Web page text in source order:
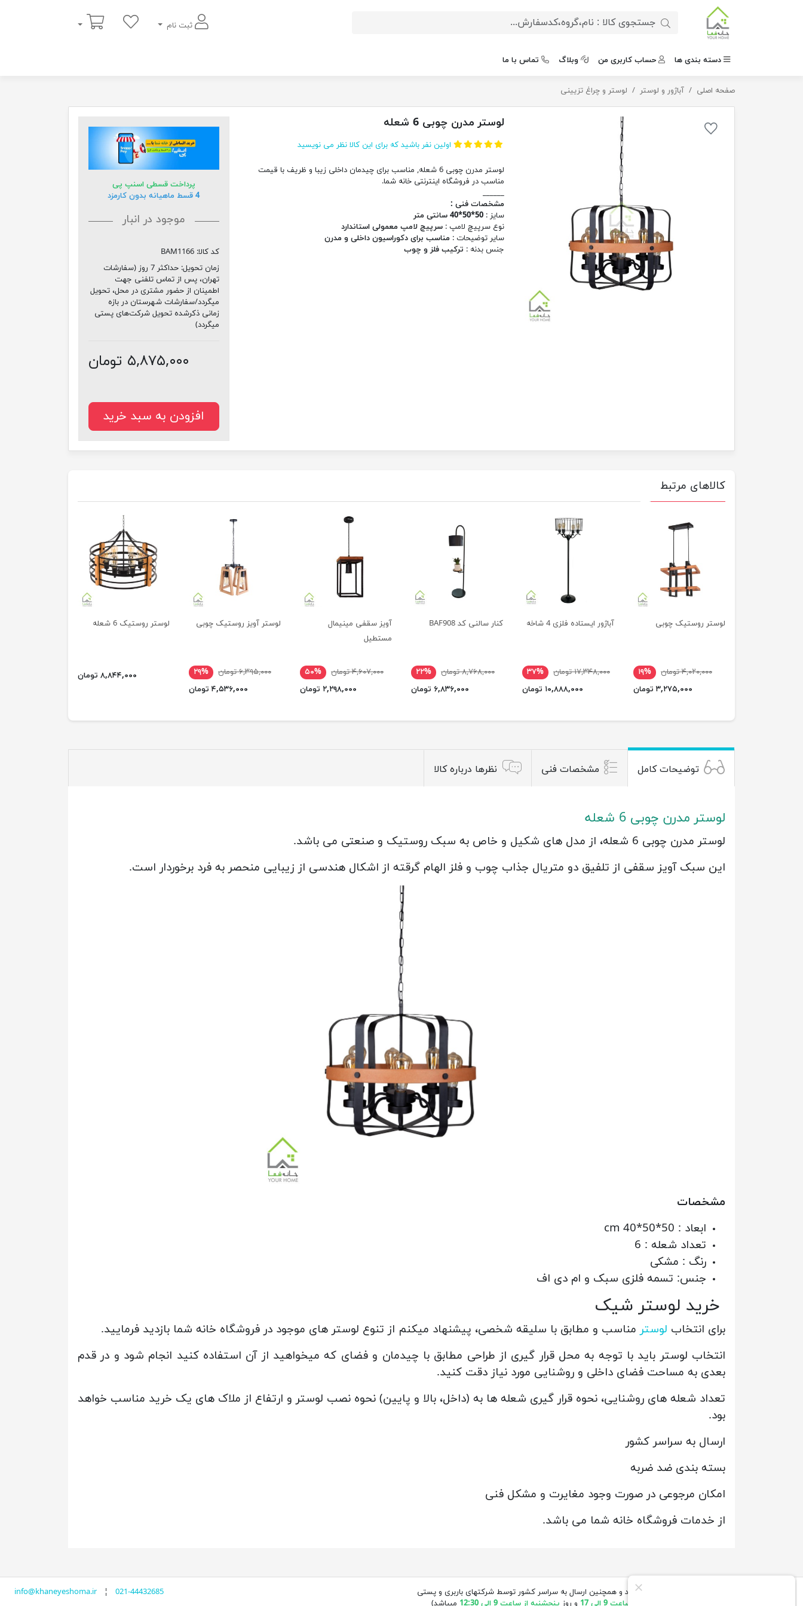
ثبت نام
سبد خرید
دسته بندی ها حساب کاربری من وبلاگ تماس با ما
صفحه اصلی آباژور و لوستر لوستر و چراغ تزیینی لوستر مدرن چوبی 6 شعله
لوستر مدرن چوبی 6 شعله
اولین نفر باشید که برای این کالا نظر می نویسید
لوستر مدرن چوبی 6 شعله, مناسب برای چیدمان داخلی زیبا و ظریف با قیمت
مناسب در فروشگاه اینترنتی خانه شما.
______
مشخصات فنی :
سایز : 50*50*40 سانتی متر
نوع سرپیچ لامپ : سرپیچ لامپ معمولی استاندارد
سایر توضیحات : مناسب برای دکوراسیون داخلی و مدرن
جنس بدنه : ترکیب فلز و چوب
پرداخت قسطی اسنپ پی
4 قسط ماهیانه بدون کارمزد
موجود در انبار
کد کالا: BAM1166
زمان تحویل:
حداکثر 7 روز (سفارشات
تهران، پس از تماس تلفنی جهت
اطمینان از حضور مشتری در محل، تحویل
میگردد/سفارشات شهرستان در بازه
زمانی ذکرشده تحویل شرکت‌های پستی
میگردد)
۵,۸۷۵,۰۰۰ تومان
افزودن به سبد خرید
کالاهای مرتبط
لوستر روستیک چوبی
۴,۰۲۰,۰۰۰ تومان
۱۹%
۳,۲۷۵,۰۰۰ تومان
آباژور ایستاده فلزی 4 شاخه
۱۷,۳۴۸,۰۰۰ تومان
۳۷%
۱۰,۸۸۸,۰۰۰ تومان
کنار سالنی کد BAF908
۸,۷۶۸,۰۰۰ تومان
۲۲%
۶,۸۳۶,۰۰۰ تومان
آویز سقفی مینیمال
مستطیل
۴,۶۰۷,۰۰۰ تومان
۵۰%
۲,۲۹۸,۰۰۰ تومان
لوستر آویز روستیک چوبی
۶,۳۹۵,۰۰۰ تومان
۲۹%
۴,۵۳۶,۰۰۰ تومان
لوستر روستیک 6 شعله
۸,۸۴۴,۰۰۰ تومان
توضیحات کامل مشخصات فنی نظرها درباره کالا
لوستر مدرن چوبی 6 شعله
لوستر مدرن چوبی 6 شعله، از مدل های شکیل و خاص به سبک روستیک و صنعتی می باشد.
این سبک آویز سقفی از تلفیق دو متریال جذاب چوب و فلز الهام گرقته از اشکال هندسی از زیبایی منحصر به فرد برخوردار است.
مشخصات
ابعاد : 50*50*40 cm
تعداد شعله : 6
رنگ : مشکی
جنس: تسمه فلزی سبک و ام دی اف
خرید لوستر شیک
برای انتخاب لوستر مناسب و مطابق با سلیقه شخصی، پیشنهاد میکنم از تنوع لوستر های موجود در فروشگاه خانه شما بازدید فرمایید.
انتخاب لوستر باید با توجه به محل قرار گیری از طراحی مطابق با چیدمان و فضای که میخواهید از آن استفاده کنید انجام شود و در قدم
بعدی به مساحت فضای داخلی و روشنایی مورد نیاز دقت کنید.
تعداد شعله های روشنایی، نحوه قرار گیری شعله ها به (داخل، بالا و پایین) نحوه نصب لوستر و ارتفاع از ملاک های یک خرید مناسب خواهد
بود.
ارسال به سراسر کشور
بسته بندی ضد ضربه
امکان مرجوعی در صورت وجود مغایرت و مشکل فنی
از خدمات فروشگاه خانه شما می باشد.
قیمت های درج شده در مقابل محصولات بروز میباشد و همچنین ارسال به سراسر کشور توسط شرکتهای باربری و پستی
شنبه تا چهارشنبه از ساعت 9 الی 17 و روز پنجشنبه از ساعت 9 الی 12:30 میباشد)
info@khaneyeshoma.ir¦ 021-44432685